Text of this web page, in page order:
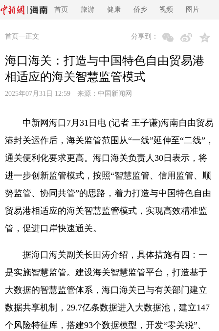
首页 旅游 健康 侨乡 视频 图片
首页 —正文 分享到：
海口海关：打造与中国特色自由贸易港
相适应的海关智慧监管模式
2025年07月31日 12:59 来源： 中国新闻网
中新网海口7月31日电 (记者 王子谦)海南自由贸易
港封关运作后，海关监管范围从“一线”延伸至“二线”，
通关便利化要求更高。海口海关负责人30日表示，将
进一步创新监管模式，按照“智慧监管、信用监管、顺
势监管、协同共管”的思路，着力打造与中国特色自由
贸易港相适应的海关智慧监管模式，实现高效精准监
管，促进口岸快速通关。
据海口海关副关长田涛介绍，具体措施有四：一
是实施智慧监管。建设海关智慧监管平台，打造基于
大数据的智慧监管体系，海口海关已与有关部门建立
数据共享机制，29.7亿条数据进入大数据池，建立147
个风险特征库，搭建93个数据模型，开发“零关税”、